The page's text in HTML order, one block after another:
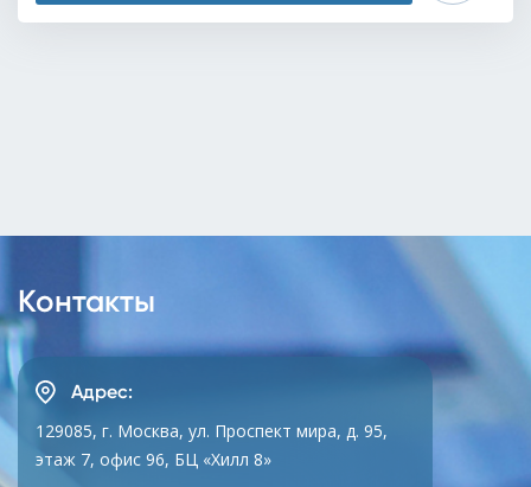
Контакты
Адрес:
129085, г. Москва, ул. Проспект мира, д. 95,
этаж 7, офис 96, БЦ «Хилл 8»